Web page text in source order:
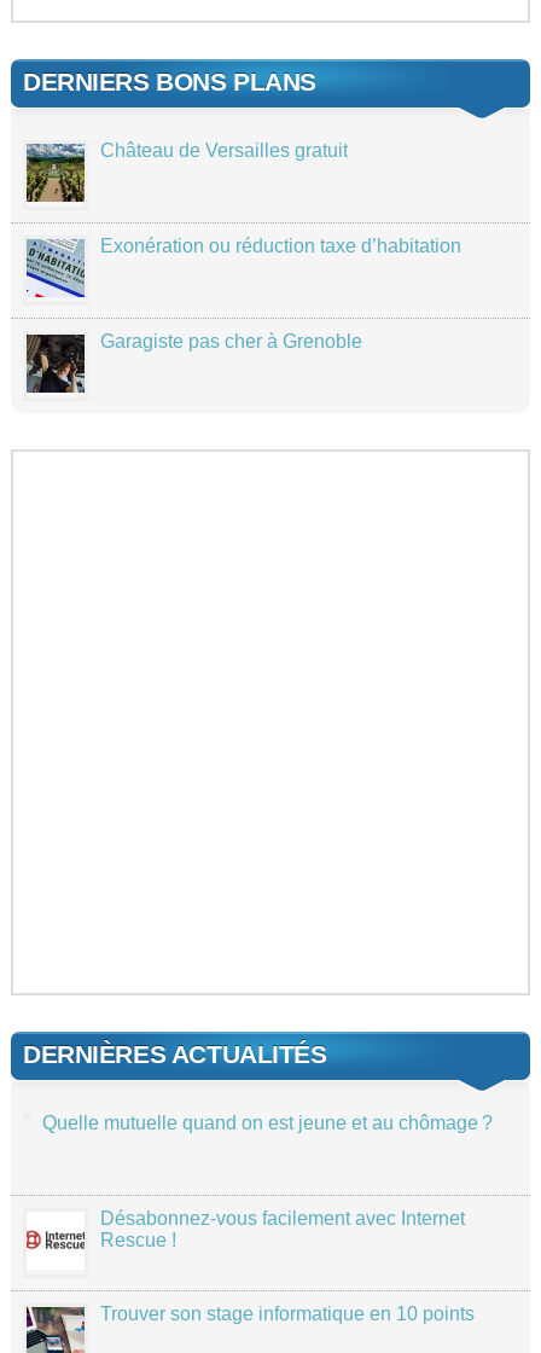
DERNIERS BONS PLANS
Château de Versailles gratuit
Exonération ou réduction taxe d’habitation
Garagiste pas cher à Grenoble
DERNIÈRES ACTUALITÉS
Quelle mutuelle quand on est jeune et au chômage ?
Désabonnez-vous facilement avec Internet
Rescue !
Trouver son stage informatique en 10 points